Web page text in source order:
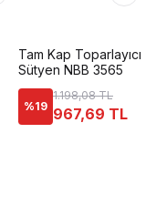
Tam Kap Toparlayıcı
Sütyen NBB 3565
%19
1.198,08 TL
967,69 TL